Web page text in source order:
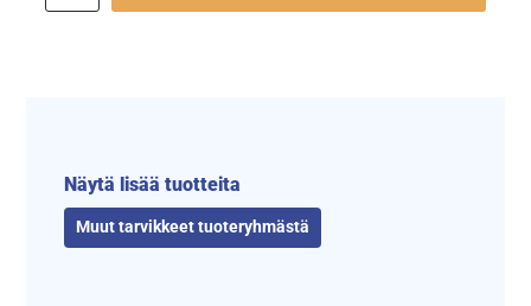
Näytä lisää tuotteita
Muut tarvikkeet tuoteryhmästä